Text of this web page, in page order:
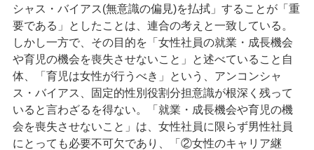
シャス・バイアス(無意識の偏見)を払拭」することが「重
要である」としたことは、連合の考えと一致している。
しかし一方で、その目的を「女性社員の就業・成長機会
や育児の機会を喪失させないこと」と述べていること自
体、「育児は女性が行うべき」という、アンコンシャ
ス・バイアス、固定的性別役割分担意識が根深く残って
いると言わざるを得ない。「就業・成長機会や育児の機
会を喪失させないこと」は、女性社員に限らず男性社員
にとっても必要不可欠であり、「②女性のキャリア継